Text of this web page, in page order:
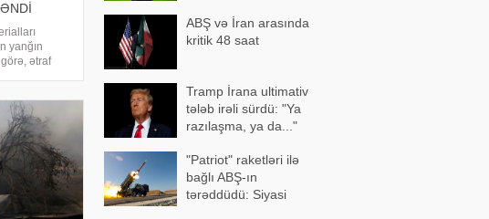
yanğın
ətraf
xəbər
ABŞ və İran arasında
kritik 48 saat
Tramp İrana ultimativ
tələb irəli sürdü: "Ya
razılaşma, ya da..."
"Patriot" raketləri ilə
bağlı ABŞ-ın
tərəddüdü: Siyasi